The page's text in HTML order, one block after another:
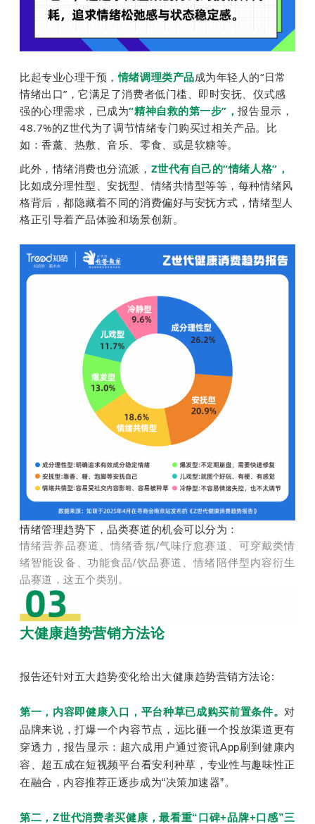
比起专业心理干预，情绪调理类产品成为年轻人的“日常
情绪出口”，它满足了消费者低门槛、即时安抚、仪式感
强的心理需求，已成为“精神自救的第一步”，报告显示，
48.7%的Z世代为了调节情绪专门购买过相关产品。比
如：香薰、热敷、音乐、零食、或是软糖等。
此外，情绪消费也分流派， Z世代有自己的“情绪人格”，
比如成分理性型、安抚型、情绪共情型等等，每种情绪风
格背后，都隐藏着不同的消费偏好与安抚方式，情绪型人
格正引导着产品体验和场景创新。
情绪管理趋势下，品类赛道的机会可以分为：
情绪营养品赛道、情绪香氛/气味疗愈赛道、可穿戴类情
绪智能设备、功能食品/饮品赛道、情绪陪伴型内容衍生
品赛道，这五个类别。
大健康趋势营销方法论
报告还针对五大趋势变化给出大健康趋势营销方法论:
第一，内容即健康入口，平台种草已成购买前置条件。 对
品牌来说，打爆一个内容节点，远比砸一个投放渠道更有
穿透力，报告显示：超六成用户通过资讯App刷到健康内
容、超五成在短视频平台看安利种草，专业性与趣味性正
在融合，内容推荐正逐步成为“决策加速器”。
第二，Z世代消费者买健康，最看重“口碑+品牌+口感”三